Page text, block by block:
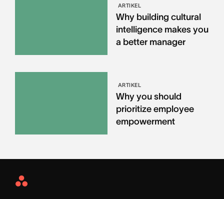
ARTIKEL
Why building cultural
intelligence makes you
a better manager
ARTIKEL
Why you should
prioritize employee
empowerment
Asana